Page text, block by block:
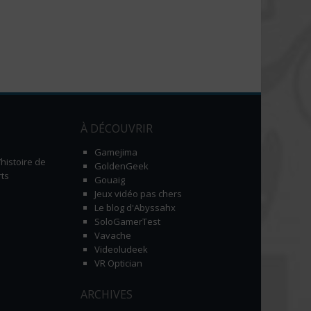
de
À DÉCOUVRIR
Gamejima
GoldenGeek
Gouaig
Jeux vidéo pas chers
Le blog d'Abyssahx
SoloGamerTest
Vavache
Videoludeek
VR Optician
ARCHIVES